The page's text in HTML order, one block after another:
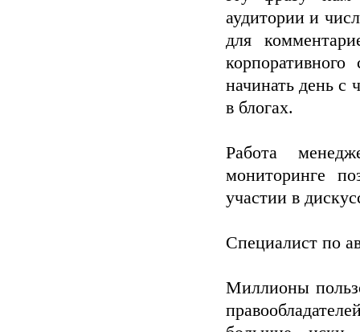
аудитории и
для
начинать день с
в блогах.
Работа
мониторинге
участии в
Специалист по
Миллионы